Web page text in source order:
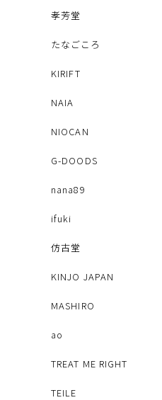
孝芳堂
たなごころ
KIRIFT
NAIA
NIOCAN
G-DOODS
nana89
ifuki
仿古堂
KINJO JAPAN
MASHIRO
ao
TREAT ME RIGHT
TEILE